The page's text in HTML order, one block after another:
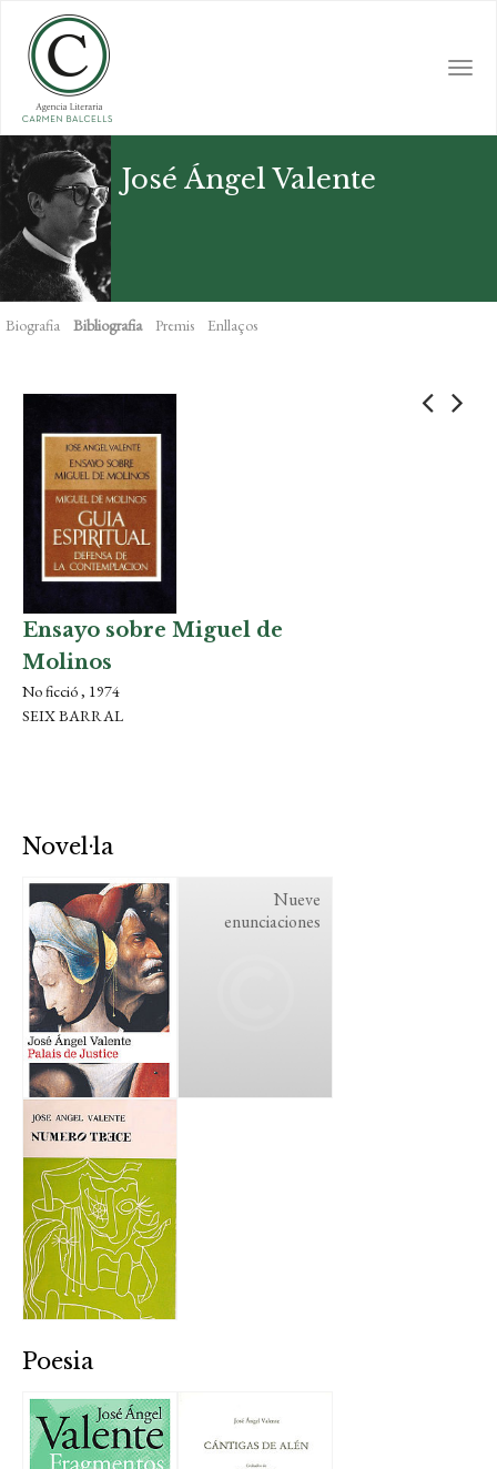
main
content
José Ángel Valente
Biografia Bibliografia Premis Enllaços
Ensayo sobre Miguel de
Molinos
No ficció , 1974
SEIX BARRAL
Novel·la
Nueve
enunciaciones
Poesia